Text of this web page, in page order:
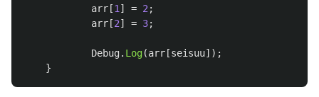
arr [1 ] = 2 ;
arr [2] = 3;
Debug. Log(arr [seisuu]);
}